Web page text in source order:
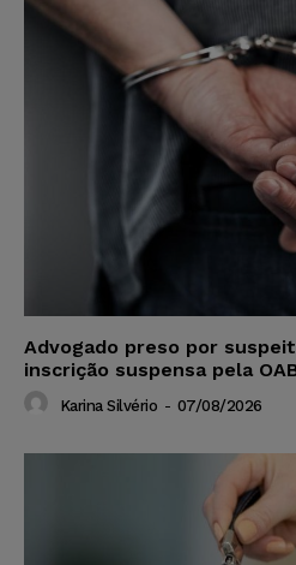
Advogado preso por
inscrição suspensa pela
Karina Silvério - 07/08/2026